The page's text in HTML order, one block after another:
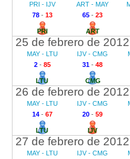
PRI - IJV
78- 13
PRI
ART - MAY
65 - 23
ART
25 de febrero de 2012
MAY - LTU
2- 85
LTU
IJV - CMG
31 - 48
CMG
26 de febrero de 2012
MAY - LTU
14- 67
LTU
IJV - CMG
20 - 59
IJV
27 de febrero de 2012
MAY - LTU
IJV - CMG